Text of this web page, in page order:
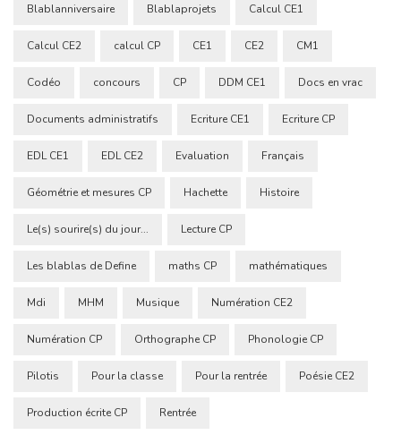
Blablanniversaire Blablaprojets Calcul CE1
Calcul CE2 calcul CP CE1 CE2 CM1
Codéo concours CP DDM CE1 Docs en vrac
Documents administratifs Ecriture CE1 Ecriture CP
EDL CE1 EDL CE2 Evaluation Français
Géométrie et mesures CP Hachette Histoire
Le(s) sourire(s) du jour... Lecture CP
Les blablas de Define maths CP mathématiques
Mdi MHM Musique Numération CE2
Numération CP Orthographe CP Phonologie CP
Pilotis Pour la classe Pour la rentrée Poésie CE2
Production écrite CP Rentrée